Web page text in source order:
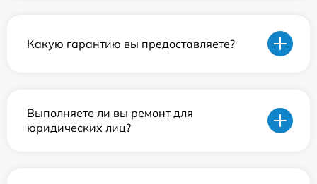
Какую гарантию вы предоставляете?
Выполняете ли вы ремонт для
юридических лиц?